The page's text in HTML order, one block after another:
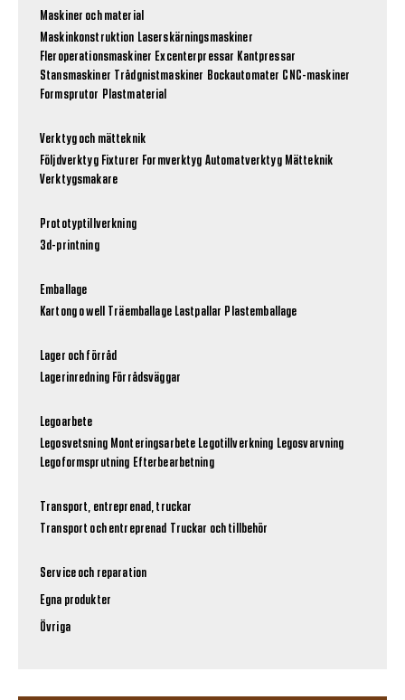
Maskiner och material
Maskinkonstruktion Laserskärningsmaskiner
Fleroperationsmaskiner Excenterpressar Kantpressar
Stansmaskiner
Trådgnistmaskiner Bockautomater CNC-maskiner
Formsprutor Plastmaterial
Verktyg och mätteknik
Följdverktyg Fixturer Formverktyg Automatverktyg Mätteknik
Verktygsmakare
Prototyptillverkning
3d-printning
Emballage
Kartong o well
Träemballage Lastpallar Plastemballage
Lager och förråd
Lagerinredning Förrådsväggar
Legoarbete
Legosvetsning Monteringsarbete Legotillverkning Legosvarvning
Legoformsprutning Efterbearbetning
Transport, entreprenad, truckar
Transport och entreprenad
Truckar och tillbehör
Service och reparation
Egna produkter
Övriga